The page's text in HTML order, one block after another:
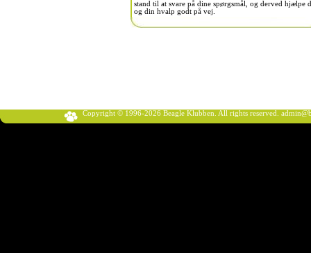
stand til at svare på dine spørgsmål, og derved hjælpe
og din hvalp godt på vej.
Copyright © 1996-2026 Beagle Klubben. All rights reserved.